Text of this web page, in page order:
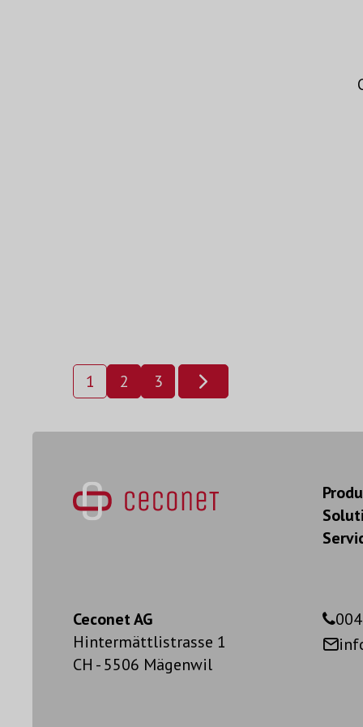
1 2 3
Ceconet AG
Hintermättlistrasse 1
CH - 5506 Mägenwil